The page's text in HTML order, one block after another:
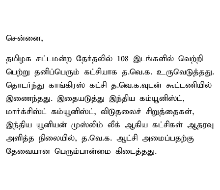
சென்னை,
தமிழக சட்டமன்ற தேர்தலில் 108 இடங்களில் வெற்றி
பெற்று தனிப்பெரும் கட்சியாக த.வெ.க. உருவெடுத்தது.
தொடர்ந்து காங்கிரஸ் கட்சி த.வெ.க.வுடன் கூட்டணியில்
இணைந்தது. இதையடுத்து இந்திய கம்யூனிஸ்ட்,
மார்க்சிஸ்ட் கம்யூனிஸ்ட், விடுதலைச் சிறுத்தைகள்,
இந்திய யூனியன் முஸ்லிம் லீக் ஆகிய கட்சிகள் ஆதரவு
அளித்த நிலையில், த.வெ.க. ஆட்சி அமைப்பதற்கு
தேவையான பெரும்பான்மை கிடைத்தது.